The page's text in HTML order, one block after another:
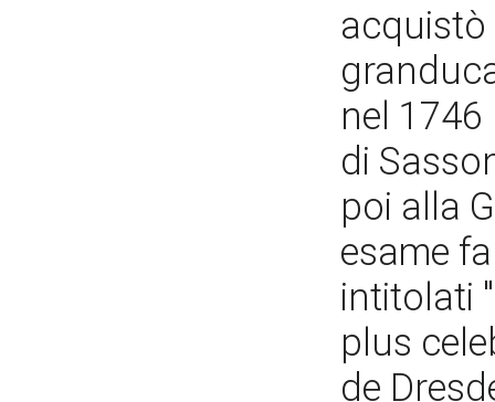
acquistò
nel
di
poi alla
esame
intitolati
plus
de